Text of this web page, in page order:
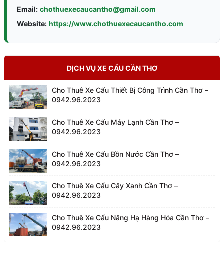
Email: chothuexecaucantho@gmail.com
Website: https://www.chothuexecaucantho.com
DỊCH VỤ XE CẨU CẦN THƠ
Cho Thuê Xe Cẩu Thiết Bị Công Trình Cần Thơ –
0942.96.2023
Cho Thuê Xe Cẩu Máy Lạnh Cần Thơ –
0942.96.2023
Cho Thuê Xe Cẩu Bồn Nước Cần Thơ –
0942.96.2023
Cho Thuê Xe Cẩu Cây Xanh Cần Thơ –
0942.96.2023
Cho Thuê Xe Cẩu Nâng Hạ Hàng Hóa Cần Thơ –
0942.96.2023